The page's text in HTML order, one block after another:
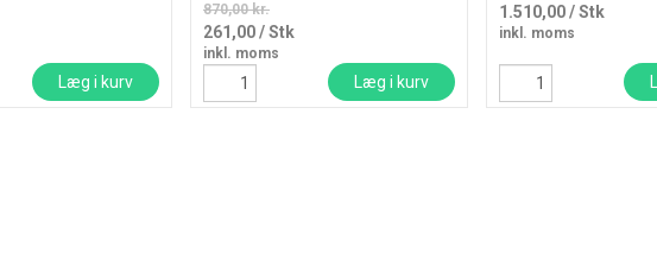
Læg i kurv
870,00 kr.
261,00/ Stk
inkl. moms
Læg i kurv
1.510,00/ Stk
inkl. moms